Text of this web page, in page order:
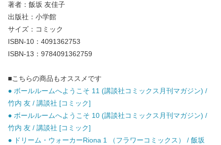
著者：飯坂 友佳子
出版社：小学館
サイズ：コミック
ISBN-10：4091362753
ISBN-13：9784091362759
■こちらの商品もオススメです
● ボールルームへようこそ 11 (講談社コミックス月刊マガジン) /
竹内 友 / 講談社 [コミック]
● ボールルームへようこそ 10 (講談社コミックス月刊マガジン) /
竹内 友 / 講談社 [コミック]
● ドリーム・ウォーカーRiona 1 （フラワーコミックス） / 飯坂